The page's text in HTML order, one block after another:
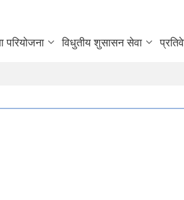
परियोजना विधुतीय शुसासन सेवा